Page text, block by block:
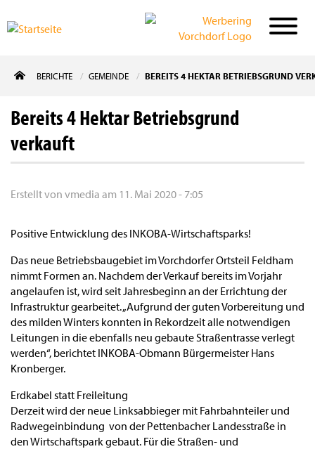
zum
BERICHTE GEMEINDE BEREITS 4 HEKTAR BETRIEBSGRUND
Bereits 4 Hektar Betriebsgrund
verkauft
Erstellt von vmedia am 11. Mai 2020 - 7:05
Positive Entwicklung des INKOBA-Wirtschaftsparks!
Das neue Betriebsbaugebiet im Vorchdorfer Ortsteil Feldham
nimmt Formen an. Nachdem der Verkauf bereits im Vorjahr
angelaufen ist, wird seit Jahresbeginn an der Errichtung der
Infrastruktur gearbeitet. „Aufgrund der guten Vorbereitung und
des milden Winters konnten in Rekordzeit alle notwendigen
Leitungen in die ebenfalls neu gebaute Straßentrasse verlegt
werden“, berichtet INKOBA-Obmann Bürgermeister Hans
Kronberger.
Erdkabel statt Freileitung
Derzeit wird der neue Linksabbieger mit Fahrbahnteiler und
Radwegeinbindung von der Pettenbacher Landesstraße in
den Wirtschaftspark gebaut. Für die Straßen- und